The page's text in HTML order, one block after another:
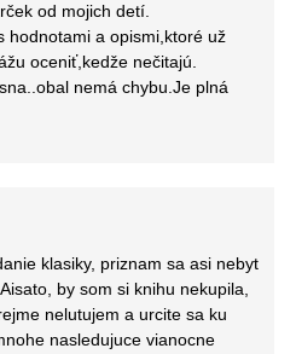
od vydavateľstva Tatran ma
prekladom Alexandry
ilustráciami Lisy
dodávajú ešte väčšiu hĺbku a
poetiku.
o láske, súcite a druhých
Je to príbeh, ktorý nás
nad vlastným správaním a
nikdy nie je neskoro zmeniť sa
kto hľadá knihu s
od mojich detí.
hodnotami a opismi,ktoré už
oceniť,kedže nečitajú.
nemá chybu.Je plná
klasiky, priznam sa asi nebyt
by som si knihu nekupila,
nelutujem a urcite sa ku
nasledujuce vianocne